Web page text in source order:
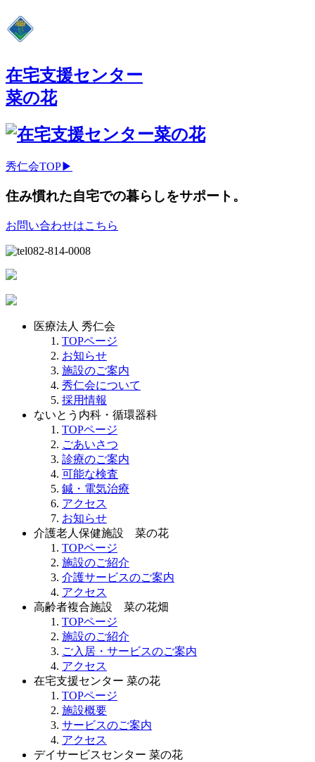
在宅支援センター
菜の花
秀仁会TOP▶
住み慣れた自宅での暮らしをサポート。
お問い合わせはこちら
082-814-0008
医療法人 秀仁会
TOPページ
お知らせ
施設のご案内
秀仁会について
採用情報
ないとう内科・循環器科
TOPページ
ごあいさつ
診療のご案内
可能な検査
鍼・電気治療
アクセス
お知らせ
介護老人保健施設 菜の花
TOPページ
施設のご紹介
介護サービスのご案内
アクセス
高齢者複合施設 菜の花畑
TOPページ
施設のご紹介
ご入居・サービスのご案内
アクセス
在宅支援センター 菜の花
TOPページ
施設概要
サービスのご案内
アクセス
デイサービスセンター 菜の花